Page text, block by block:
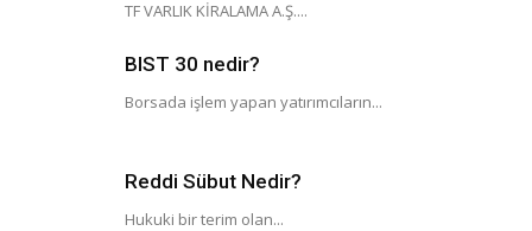
TF VARLIK KİRALAMA A.Ş....
BIST 30 nedir?
Borsada işlem yapan yatırımcıların...
Reddi Sübut Nedir?
Hukuki bir terim olan...